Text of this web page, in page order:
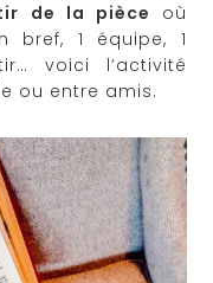
de la pièce où
bref, 1 équipe, 1
voici l’activité
ou entre amis.